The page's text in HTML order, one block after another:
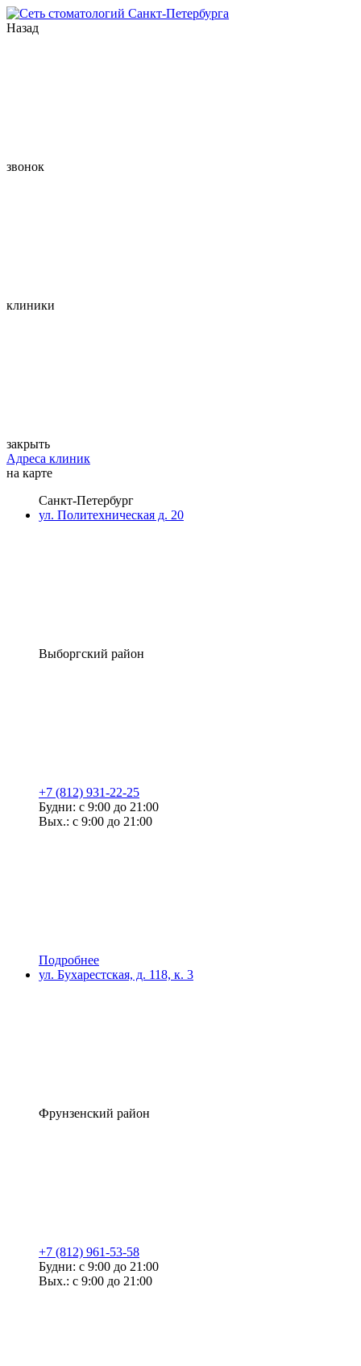
Назад
звонок
клиники
закрыть
Адреса клиник
на карте
Санкт-Петербург
ул. Политехническая д. 20
Выборгский район
+7 (812) 931-22-25
Будни: с 9:00 до 21:00
Вых.: с 9:00 до 21:00
Подробнее
ул. Бухарестская, д. 118, к. 3
Фрунзенский район
+7 (812) 961-53-58
Будни: с 9:00 до 21:00
Вых.: с 9:00 до 21:00